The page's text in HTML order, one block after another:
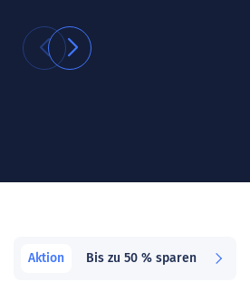
Aktion Bis zu 50 % sparen